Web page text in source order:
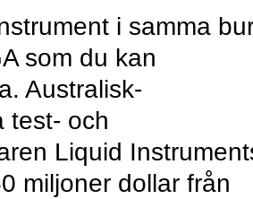
i samma
som du kan
Australisk-
test- och
Liquid
miljoner dollar från